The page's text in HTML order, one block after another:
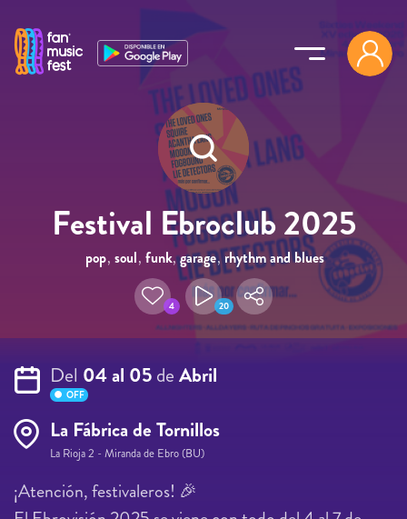
Pasar al contenido principal
Festival Ebroclub 2025
pop, soul, funk,garage,rhythm and blues
4 20
Del 04 al 05deAbril
OFF
La Fábrica de Tornillos
La Rioja 2 - Miranda de Ebro (BU)
¡Atención, festivaleros! 🎉